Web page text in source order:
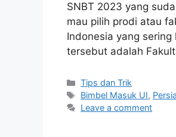
SNBT 2023 yang
mau pilih prodi atau
Indonesia yang
tersebut adalah
Tips dan Trik
Bimbel Masuk UI,
Leave a comment